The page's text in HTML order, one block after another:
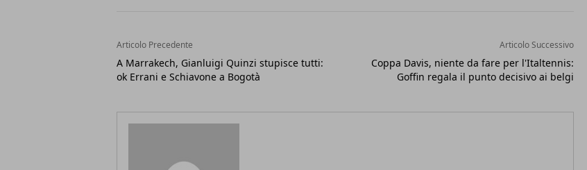
Articolo Precedente
A Marrakech, Gianluigi Quinzi stupisce tutti:
ok Errani e Schiavone a Bogotà
Articolo Successivo
Coppa Davis, niente da fare per l'Italtennis:
Goffin regala il punto decisivo ai belgi